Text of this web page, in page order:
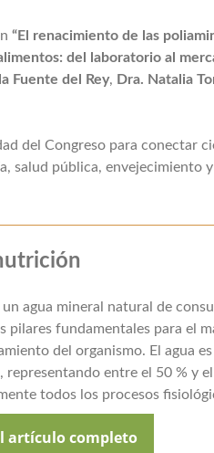
“El renacimiento de las
del laboratorio al
Fuente del Rey, Dra. Natalia
del Congreso para conectar
salud pública, envejecimiento
agua mineral natural de
pilares fundamentales para el
del organismo. El agua es
entre el 50 % y
todos los procesos
artículo completo